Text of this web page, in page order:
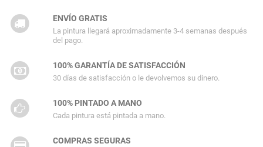
ENVÍO GRATIS
La pintura llegará aproximadamente 3-4 semanas después
del pago.
100% GARANTÍA DE SATISFACCIÓN
30 días de satisfacción o le devolvemos su dinero.
100% PINTADO A MANO
Cada pintura está pintada a mano.
COMPRAS SEGURAS